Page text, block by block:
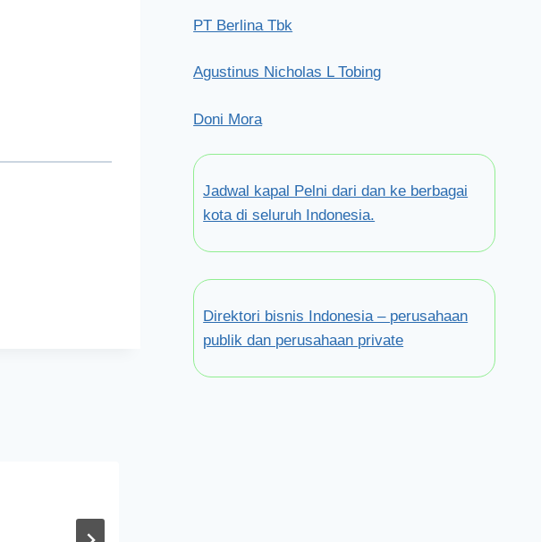
PT Berlina Tbk
Agustinus Nicholas L Tobing
Doni Mora
Jadwal kapal Pelni dari dan ke berbagai
kota di seluruh Indonesia.
Direktori bisnis Indonesia – perusahaan
publik dan perusahaan private